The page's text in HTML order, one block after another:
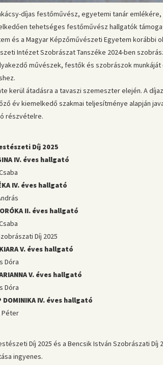
díjas festőművész, egyetemi tanár
tehetséges festőművész hallgatók
és a Magyar Képzőművészeti Egyetem
Intézet Szobrászat Tanszéke 2024-ben
művészek, festők és szobrászok
kerül átadásra a tavaszi szemeszter elején. A
év kiemelkedő szakmai teljesítménye alapján
részvételre.
Díj 2025
IV. éves hallgató
IV. éves hallgató
II. éves hallgató
Díj 2025
V. éves hallgató
Dóra
V. éves hallgató
Dóra
DOMINIKA IV. éves hallgató
Péter
Díj 2025 és a Bencsik István Szobrászati
ingyenes.